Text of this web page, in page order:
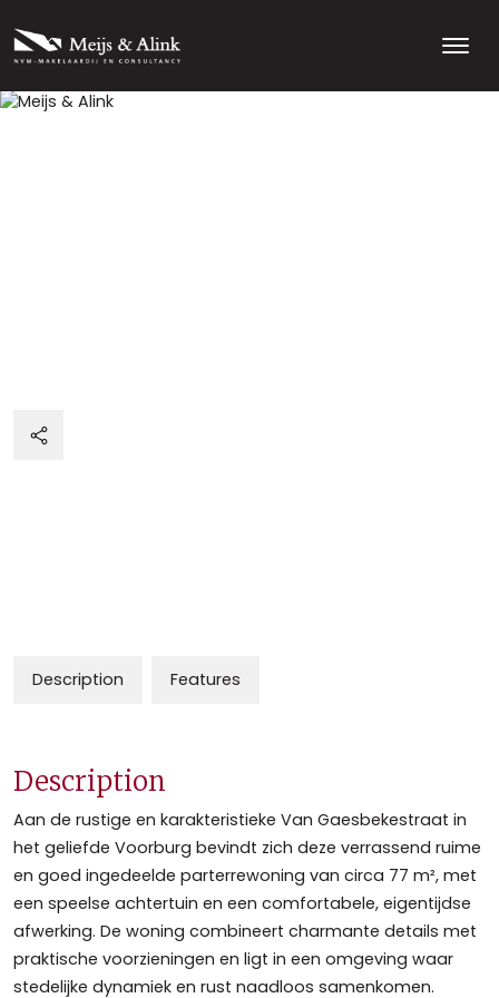
Description Features
Description
Aan de rustige en karakteristieke Van Gaesbekestraat in
het geliefde Voorburg bevindt zich deze verrassend ruime
en goed ingedeelde parterrewoning van circa 77 m², met
een speelse achtertuin en een comfortabele, eigentijdse
afwerking. De woning combineert charmante details met
praktische voorzieningen en ligt in een omgeving waar
stedelijke dynamiek en rust naadloos samenkomen.